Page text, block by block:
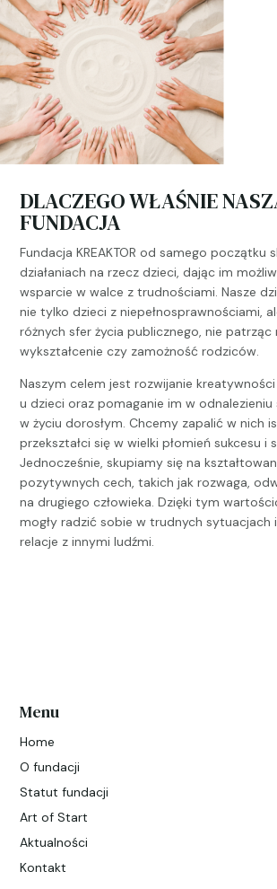
DLACZEGO WŁAŚNIE
FUNDACJA
Fundacja KREAKTOR od samego początku
działaniach na rzecz dzieci, dając im
wsparcie w walce z trudnościami. Nasze
nie tylko dzieci z niepełnosprawnościami,
różnych sfer życia publicznego, nie patrząc
wykształcenie czy zamożność rodziców.
Naszym celem jest rozwijanie
u dzieci oraz pomaganie im w
w życiu dorosłym. Chcemy zapalić w nich
przekształci się w wielki płomień sukcesu i
Jednocześnie, skupiamy się na
pozytywnych cech, takich jak rozwaga,
na drugiego człowieka. Dzięki tym
mogły radzić sobie w trudnych
relacje z innymi ludźmi.
Menu
Home
O fundacji
Statut fundacji
Art of Start
Aktualności
Kontakt